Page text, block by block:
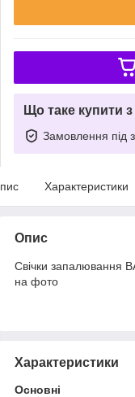
Що таке купити
Замовлення під
Характеристики
Опис
Свічки запалювання
на фото
Характеристики
Основні